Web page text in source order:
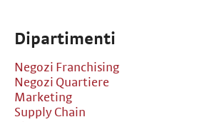
Dipartimenti
Negozi Franchising
Negozi Quartiere
Marketing
Supply Chain